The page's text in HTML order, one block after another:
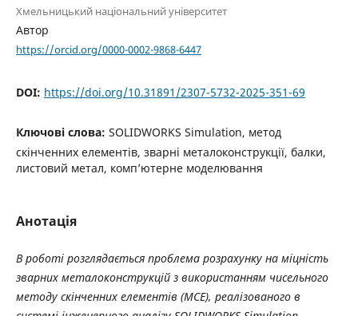
Хмельницький національний університет
Автор
https://orcid.org/0000-0002-9868-6447
DOI: https://doi.org/10.31891/2307-5732-2025-351-69
Ключові слова: SOLIDWORKS Simulation, метод
скінченних елементів, зварні металоконструкції, балки,
листовий метал, комп’ютерне моделювання
Анотація
В роботі розглядається проблема розрахунку на міцність
зварних металоконструкцій з використанням чисельного
методу скінченних елементів (МСЕ), реалізованого в